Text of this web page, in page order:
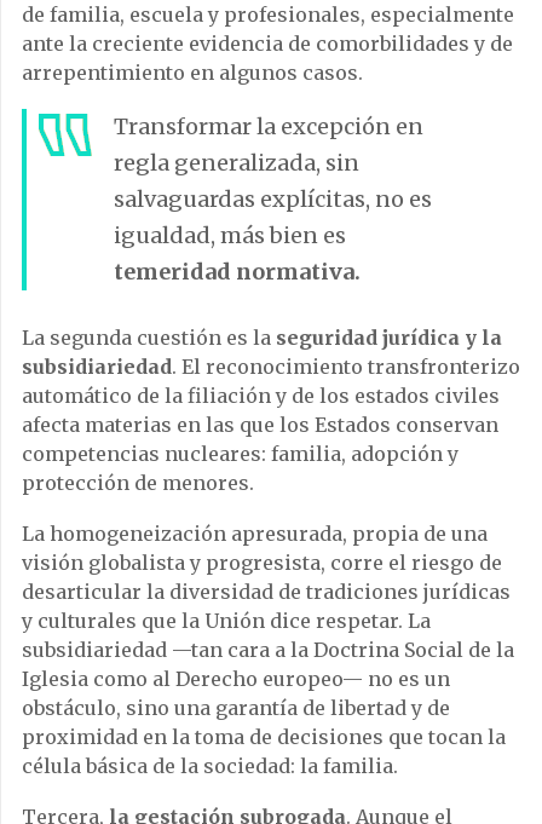
de familia, escuela y profesionales, especialmente
ante la creciente evidencia de comorbilidades y de
arrepentimiento en algunos casos.
Transformar la excepción en
regla generalizada, sin
salvaguardas explícitas, no es
igualdad, más bien es
temeridad normativa.
La segunda cuestión es la seguridad jurídica y la
subsidiariedad. El reconocimiento transfronterizo
automático de la filiación y de los estados civiles
afecta materias en las que los Estados conservan
competencias nucleares: familia, adopción y
protección de menores.
La homogeneización apresurada, propia de una
visión globalista y progresista, corre el riesgo de
desarticular la diversidad de tradiciones jurídicas
y culturales que la Unión dice respetar. La
subsidiariedad —tan cara a la Doctrina Social de la
Iglesia como al Derecho europeo— no es un
obstáculo, sino una garantía de libertad y de
proximidad en la toma de decisiones que tocan la
célula básica de la sociedad: la familia.
Tercera, la gestación subrogada. Aunque el